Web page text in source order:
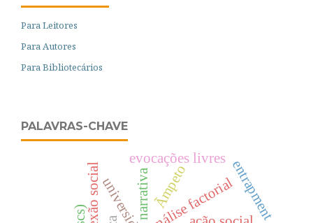
Para Leitores
Para Autores
Para Bibliotecários
PALAVRAS-CHAVE
análise factorial
narrativa entrapment
evocações livres
conexão social Ãmpeto